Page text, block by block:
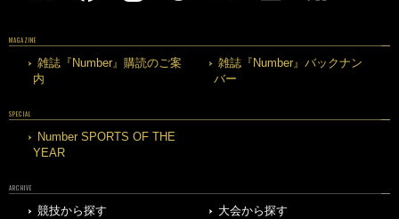
MAGAZINE
雑誌『Number』購読のご案
内
雑誌『Number』バックナン
バー
SPECIAL
Number SPORTS OF THE
YEAR
ARCHIVE
競技から探す
大会から探す